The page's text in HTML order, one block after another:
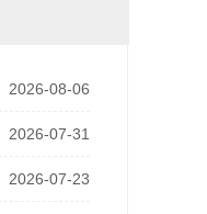
2026-08-06
2026-07-31
2026-07-23